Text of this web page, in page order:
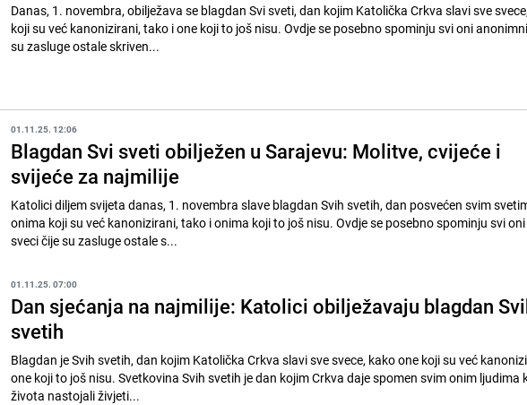
Danas, 1. novembra, obilježava se blagdan Svi sveti, dan kojim Katolička Crkva slavi sve
koji su već kanonizirani, tako i one koji to još nisu. Ovdje se posebno spominju svi oni
su zasluge ostale skriven...
01.11.25. 12:06
Blagdan Svi sveti obilježen u Sarajevu: Molitve, cvijeće i
svijeće za najmilije
Katolici diljem svijeta danas, 1. novembra slave blagdan Svih svetih, dan posvećen svim
onima koji su već kanonizirani, tako i onima koji to još nisu. Ovdje se posebno spominju svi
sveci čije su zasluge ostale s...
01.11.25. 07:00
Dan sjećanja na najmilije: Katolici obilježavaju blagdan
svetih
Blagdan je Svih svetih, dan kojim Katolička Crkva slavi sve svece, kako one koji su već
one koji to još nisu. Svetkovina Svih svetih je dan kojim Crkva daje spomen svim onim ljudima
života nastojali živjeti...